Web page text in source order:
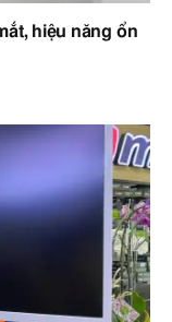
hiệu năng ổn